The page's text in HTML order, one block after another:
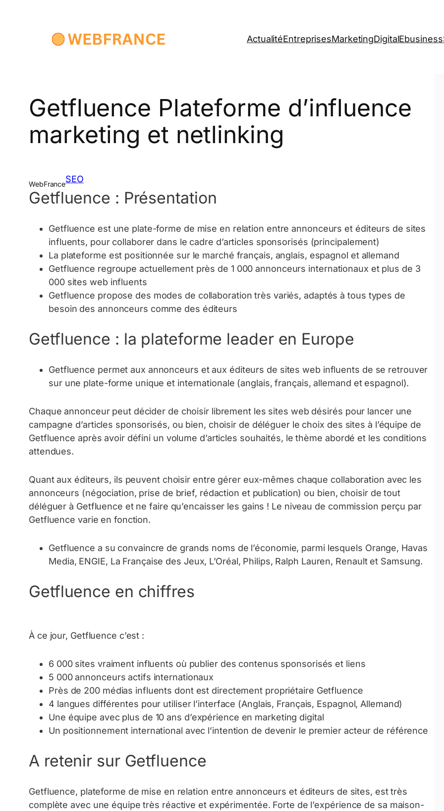
ActualitéEntreprisesMarketingDigitalEbusiness
Getfluence Plateforme d’influence
marketing et netlinking
WebFranceSEO
Getfluence : Présentation
Getfluence est une plate-forme de mise en relation entre annonceurs et éditeurs de sites
influents, pour collaborer dans le cadre d’articles sponsorisés (principalement)
La plateforme est positionnée sur le marché français, anglais, espagnol et allemand
Getfluence regroupe actuellement près de 1 000 annonceurs internationaux et plus de 3
000 sites web influents
Getfluence propose des modes de collaboration très variés, adaptés à tous types de
besoin des annonceurs comme des éditeurs
Getfluence : la plateforme leader en Europe
Getfluence permet aux annonceurs et aux éditeurs de sites web influents de se retrouver
sur une plate-forme unique et internationale (anglais, français, allemand et espagnol).
Chaque annonceur peut décider de choisir librement les sites web désirés pour lancer une
campagne d’articles sponsorisés, ou bien, choisir de déléguer le choix des sites à l’équipe de
Getfluence après avoir défini un volume d’articles souhaités, le thème abordé et les conditions
attendues.
Quant aux éditeurs, ils peuvent choisir entre gérer eux-mêmes chaque collaboration avec les
annonceurs (négociation, prise de brief, rédaction et publication) ou bien, choisir de tout
déléguer à Getfluence et ne faire qu’encaisser les gains ! Le niveau de commission perçu par
Getfluence varie en fonction.
Getfluence a su convaincre de grands noms de l’économie, parmi lesquels Orange, Havas
Media, ENGIE, La Française des Jeux, L’Oréal, Philips, Ralph Lauren, Renault et Samsung.
Getfluence en chiffres
À ce jour, Getfluence c’est :
6 000 sites vraiment influents où publier des contenus sponsorisés et liens
5 000 annonceurs actifs internationaux
Près de 200 médias influents dont est directement propriétaire Getfluence
4 langues différentes pour utiliser l’interface (Anglais, Français, Espagnol, Allemand)
Une équipe avec plus de 10 ans d’expérience en marketing digital
Un positionnement international avec l’intention de devenir le premier acteur de référence
A retenir sur Getfluence
Getfluence, plateforme de mise en relation entre annonceurs et éditeurs de sites, est très
complète avec une équipe très réactive et expérimentée. Forte de l’expérience de sa maison-